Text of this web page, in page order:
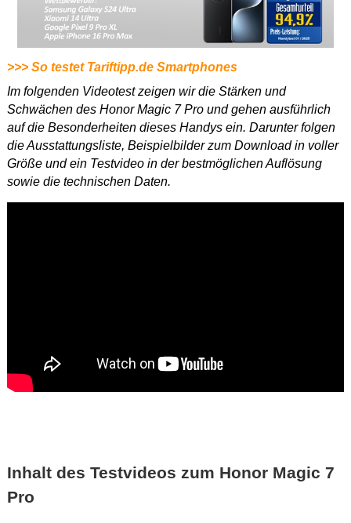
>>> So testet Tariftipp.de Smartphones
Im folgenden Videotest zeigen wir die Stärken und
Schwächen des Honor Magic 7 Pro und gehen ausführlich
auf die Besonderheiten dieses Handys ein. Darunter folgen
die Ausstattungsliste, Beispielbilder zum Download in voller
Größe und ein Testvideo in der bestmöglichen Auflösung
sowie die technischen Daten.
Inhalt des Testvideos zum Honor Magic 7
Pro